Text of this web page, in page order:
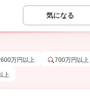
気になる
600万円以上 700万円以上
上